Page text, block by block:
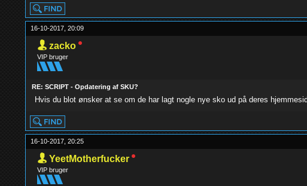
16-10-2017, 20:09
zacko
VIP bruger
RE: SCRIPT - Opdatering af SKU?
Hvis du blot ønsker at se om de har lagt nogle nye sko ud på deres
16-10-2017, 20:25
YeetMotherfucker
VIP bruger